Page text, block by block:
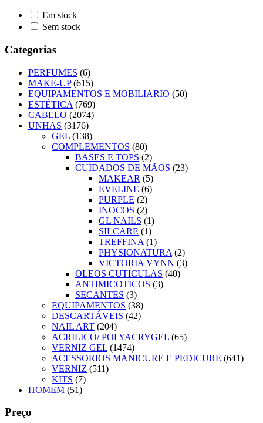
Em stock
Sem stock
Categorias
PERFUMES (6)
MAKE-UP (615)
EQUIPAMENTOS E MOBILIARIO (50)
ESTÉTICA (769)
CABELO (2074)
UNHAS (3176)
GEL (138)
COMPLEMENTOS (80)
BASES E TOPS (2)
CUIDADOS DE MÃOS (23)
MAKEAR (5)
EVELINE (6)
PURPLE (2)
INOCOS (2)
GL NAILS (1)
SILCARE (1)
TREFFINA (1)
PHYSIONATURA (2)
VICTORIA VYNN (3)
OLEOS CUTICULAS (40)
ANTIMICOTICOS (3)
SECANTES (3)
EQUIPAMENTOS (38)
DESCARTÁVEIS (42)
NAIL ART (204)
ACRILICO/ POLYACRYGEL (65)
VERNIZ GEL (1474)
ACESSORIOS MANICURE E PEDICURE (641)
VERNIZ (511)
KITS (7)
HOMEM (51)
Preço